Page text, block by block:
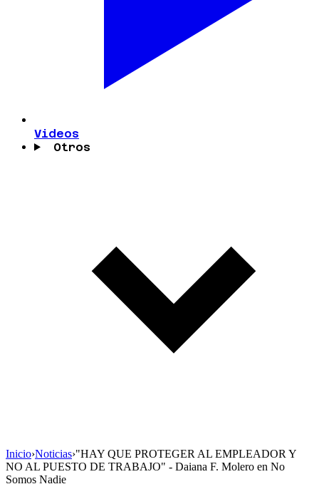
Videos
Otros
Inicio›Noticias›"HAY QUE PROTEGER AL EMPLEADOR Y
NO AL PUESTO DE TRABAJO" - Daiana F. Molero en No
Somos Nadie